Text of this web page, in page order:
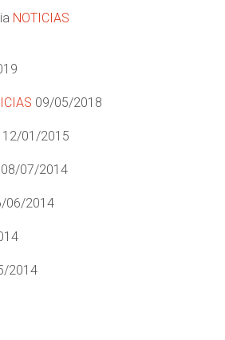
NOTICIAS
09/05/2018
12/01/2015
08/07/2014
06/2014
2014